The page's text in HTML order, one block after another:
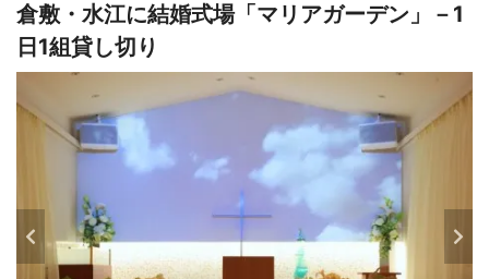
倉敷・水江に結婚式場「マリアガーデン」－1
日1組貸し切り